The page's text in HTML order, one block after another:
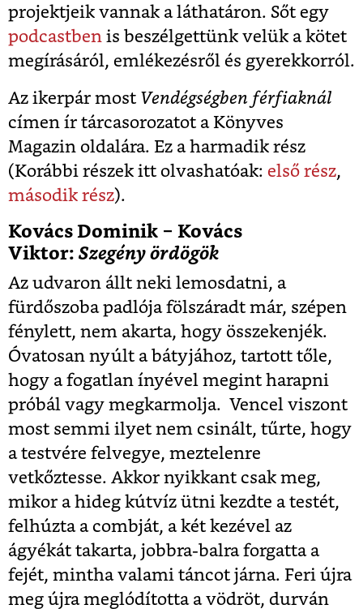
projektjeik vannak a láthatáron. Sőt egy
podcastben is beszélgettünk velük a kötet
megírásáról, emlékezésről és gyerekkorról.
Az ikerpár most Vendégségben férfiaknál
címen ír tárcasorozatot a Könyves
Magazin oldalára. Ez a harmadik rész
(Korábbi részek itt olvashatóak: első rész,
második rész).
Kovács Dominik − Kovács
Viktor: Szegény ördögök
Az udvaron állt neki lemosdatni, a
fürdőszoba padlója fölszáradt már, szépen
fénylett, nem akarta, hogy összekenjék.
Óvatosan nyúlt a bátyjához, tartott tőle,
hogy a fogatlan ínyével megint harapni
próbál vagy megkarmolja. Vencel viszont
most semmi ilyet nem csinált, tűrte, hogy
a testvére felvegye, meztelenre
vetkőztesse. Akkor nyikkant csak meg,
mikor a hideg kútvíz ütni kezdte a testét,
felhúzta a combját, a két kezével az
ágyékát takarta, jobbra-balra forgatta a
fejét, mintha valami táncot járna. Feri újra
meg újra meglódította a vödröt, durván